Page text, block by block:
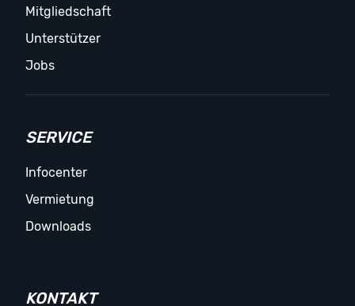
Mitgliedschaft
Unterstützer
Jobs
SERVICE
Infocenter
Vermietung
Downloads
KONTAKT